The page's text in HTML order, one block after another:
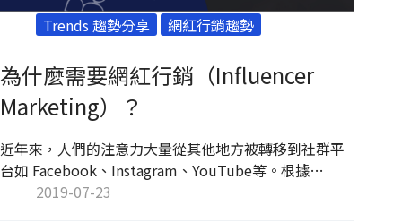
Trends 趨勢分享 網紅行銷趨勢
為什麼需要網紅行銷（Influencer
Marketing）？
近年來，人們的注意力大量從其他地方被轉移到社群平
台如 Facebook、Instagram、YouTube等。根據
Global Digital Report 2019 - We Are Social 2019 年 1
2019-07-23